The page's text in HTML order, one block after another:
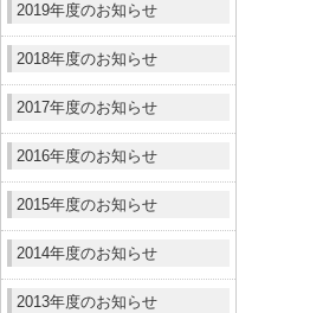
2019年度のお知らせ
2018年度のお知らせ
2017年度のお知らせ
2016年度のお知らせ
2015年度のお知らせ
2014年度のお知らせ
2013年度のお知らせ